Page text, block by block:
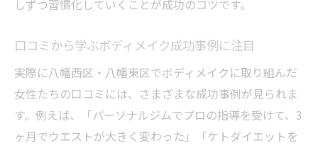
しずつ習慣化していくことが成功のコツです。
口コミから学ぶボディメイク成功事例に注目
実際に八幡西区・八幡東区でボディメイクに取り組んだ
女性たちの口コミには、さまざまな成功事例が見られま
す。例えば、「パーソナルジムでプロの指導を受けて、3
ヶ月でウエストが大きく変わった」「ケトダイエットを